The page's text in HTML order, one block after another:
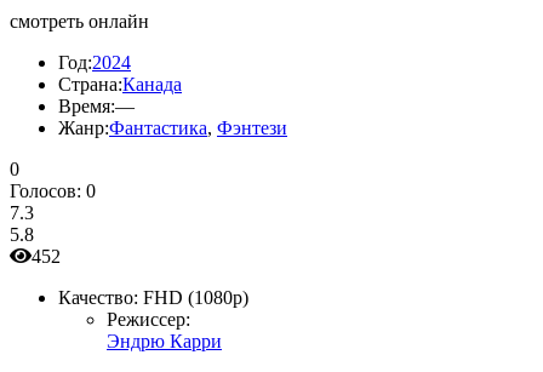
смотреть онлайн
Год:2024
Страна:Канада
Время:—
Жанр:Фантастика, Фэнтези
0
Голосов: 0
7.3
5.8
452
Качество: FHD (1080p)
Режиссер:
Эндрю Карри